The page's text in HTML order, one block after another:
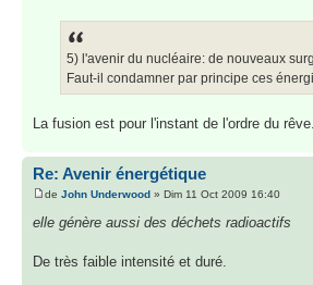
5) l'avenir du nucléaire: de nouveaux
Faut-il condamner par principe ces
La fusion est pour l'instant de l'ordre du
Re: Avenir énergétique
de John Underwood » Dim 11 Oct 2009 16:40
elle génère aussi des déchets radioactifs
De très faible intensité et duré.